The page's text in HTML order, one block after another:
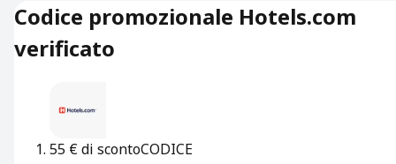
Codice promozionale Hotels.com
verificato
55 € di scontoCODICE